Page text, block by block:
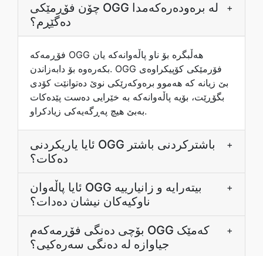
چۆن فۆڕمێکی OGG لە برەودەرەکەمدا
دەگێڕم؟
+
فۆڕمەکە OGG هەڵبگرە بۆ ناو پاڵەوانەکە یان
بکەرەوە بۆ دابەزاندن. OGG فۆرمێکی کۆپیکراوەی
بێ زیانە کە هەموو برەوکەرێکی نوێ دەتوانێت کۆدی
بگۆڕێت، بۆیە پاڵەوانەکە بە خێرایی دەست پێدەکات
بەبێ هیچ پەڕگەیەکی زیادکراو.
ئایا یاریکردنی OGG باشترکردنی باشتر
دەکات؟
+
ئایا پاڵەوان OGG بیتەرایە و زانیارییە
ناوکیەکان نیشان دەدات؟
+
بۆچی دەنگی فۆڕمەکەم OGG کەمێک
جیاوازە لە دەنگی سەرەکیی؟
+